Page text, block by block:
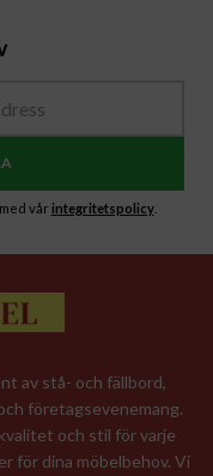
vår integritetspolicy.
av stå- och fällbord,
företagsevenemang.
och stil för varje
för dina möbelbehov. Vi